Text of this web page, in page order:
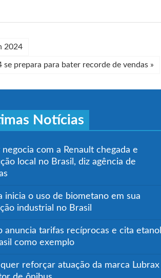
2024
se prepara para bater recorde de vendas »
Notícias
negocia com a Renault chegada e
local no Brasil, diz agência de
inicia o uso de biometano em sua
industrial no Brasil
anuncia tarifas recíprocas e cita etanol
como exemplo
reforçar atuação da marca Lubrax